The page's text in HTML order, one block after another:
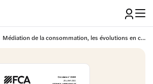
Médiation de la consommation, les évolutions en cours